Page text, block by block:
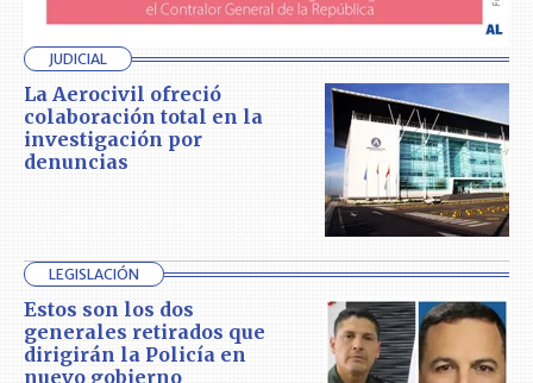
JUDICIAL
La Aerocivil ofreció
colaboración total en la
investigación por
denuncias
LEGISLACIÓN
Estos son los dos
generales retirados que
dirigirán la Policía en
nuevo gobierno